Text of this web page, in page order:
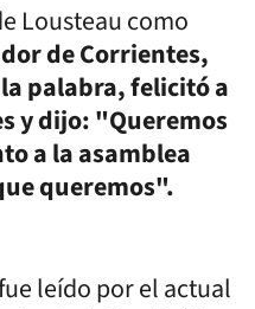
Lousteau como
de Corrientes,
palabra, felicitó a
y dijo: "Queremos
a la asamblea
queremos".
leído por el actual